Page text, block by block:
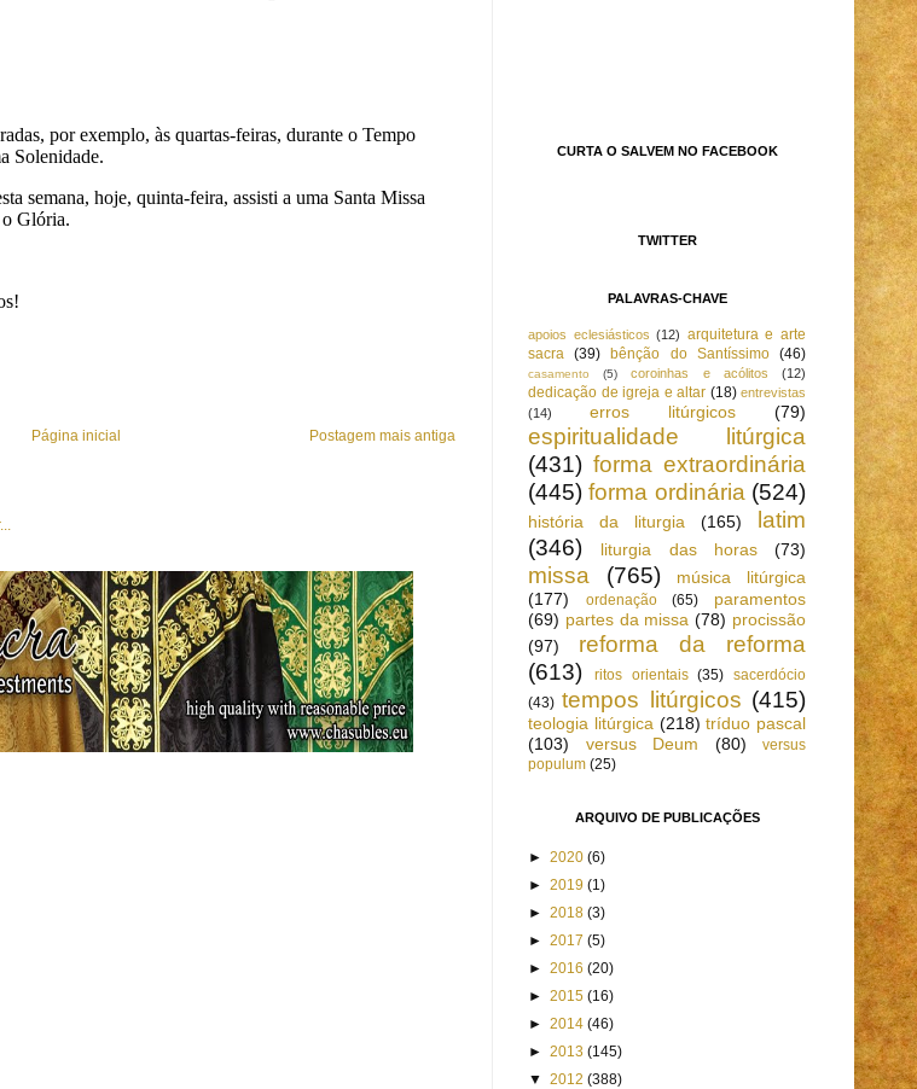
Postagem mais antiga
Página inicial
CURTA O SALVEM NO FACEBOOK
TWITTER
PALAVRAS-CHAVE
apoios eclesiásticos (12) arquitetura e arte
sacra (39) bênção do Santíssimo (46)
casamento (5) coroinhas e acólitos (12)
dedicação de igreja e altar (18) entrevistas
(14)
erros litúrgicos (79)
espiritualidade litúrgica
(431) forma extraordinária
(445) forma ordinária (524)
história da liturgia (165)
latim
(346)
liturgia das horas (73)
missa (765)
música litúrgica
(177)
ordenação (65)
paramentos
(69) partes da missa (78) procissão
(97)
reforma da reforma
(613)
ritos orientais (35) sacerdócio
(43) tempos litúrgicos (415)
teologia litúrgica (218) tríduo pascal
(103)
versus Deum (80)
versus
populum (25)
ARQUIVO DE PUBLICAÇÕES
► 2020 (6)
► 2019 (1)
► 2018 (3)
► 2017 (5)
► 2016 (20)
► 2015 (16)
► 2014 (46)
► 2013 (145)
▼ 2012 (388)